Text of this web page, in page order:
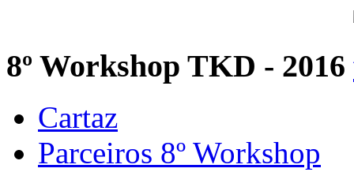
8º Workshop TKD - 2016
Cartaz
Parceiros 8º Workshop